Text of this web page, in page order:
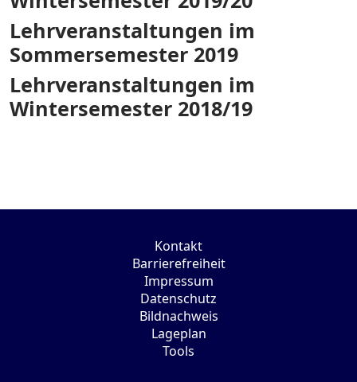
Lehrveranstaltungen im
Sommersemester 2019
Lehrveranstaltungen im
Wintersemester 2018/19
Kontakt
Barrierefreiheit
Impressum
Datenschutz
Bildnachweis
Lageplan
Tools